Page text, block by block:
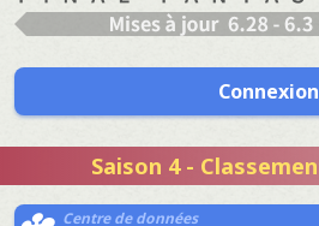
Connexion
Saison 4 -
Centre de données